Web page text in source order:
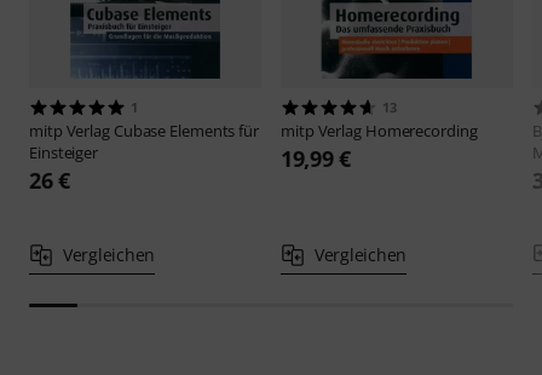
1
mitp Verlag Cubase Elements für
Einsteiger
26 €
Vergleichen
13
mitp Verlag Homerecording
19,99 €
Vergleichen